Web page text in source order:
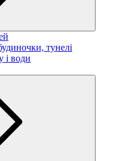
тунелі
і води